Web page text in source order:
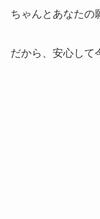
ちゃんとあなたの
だから、安心し